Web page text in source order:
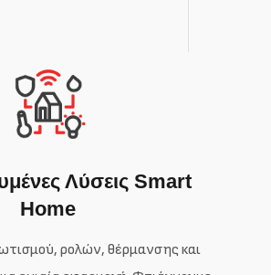
Λύσεις Smart
Home
ρολών, θέρμανσης και